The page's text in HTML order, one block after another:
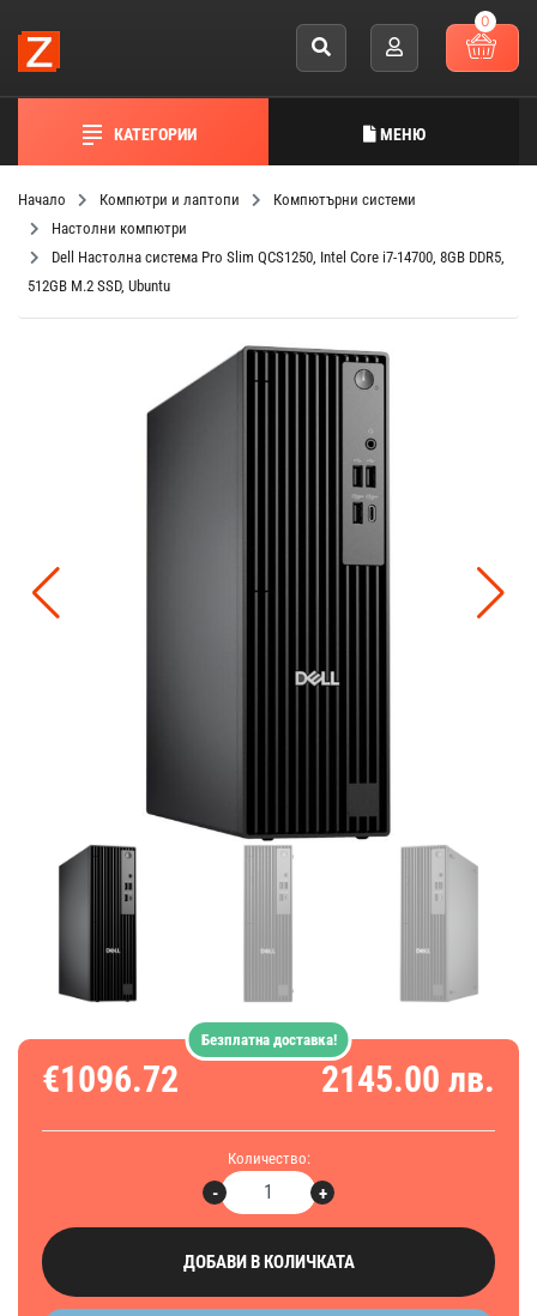
0
КАТЕГОРИИ МЕНЮ
Начало Компютри и лаптопи
Компютърни системи
Настолни компютри
Dell Настолна система Pro Slim QCS1250, Intel Core i7-14700, 8GB DDR5,
512GB M.2 SSD, Ubuntu
€1096.72 2145.00 лв.
Количество:
+
-
ДОБАВИ В КОЛИЧКАТА
Безплатна доставка!